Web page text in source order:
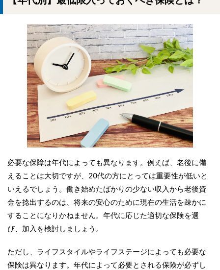
必要な保障は年代によっても異なります。例えば、老後に備
えることは大切ですが、20代の方にとっては重要性が低いと
いえるでしょう。働き始めたばかりの少ない収入から老後資
金を捻出するのは、将来の安心のために現在の生活を疎かに
することになりかねません。年代に応じた適切な保険を選
び、加入を検討しましょう。
ただし、ライフスタイルやライフステージによっても必要な
保険は異なります。年代によって必要とされる保険が必ずし